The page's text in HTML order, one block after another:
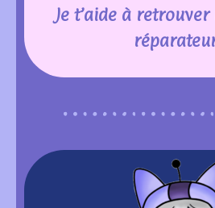
Je t’aide à